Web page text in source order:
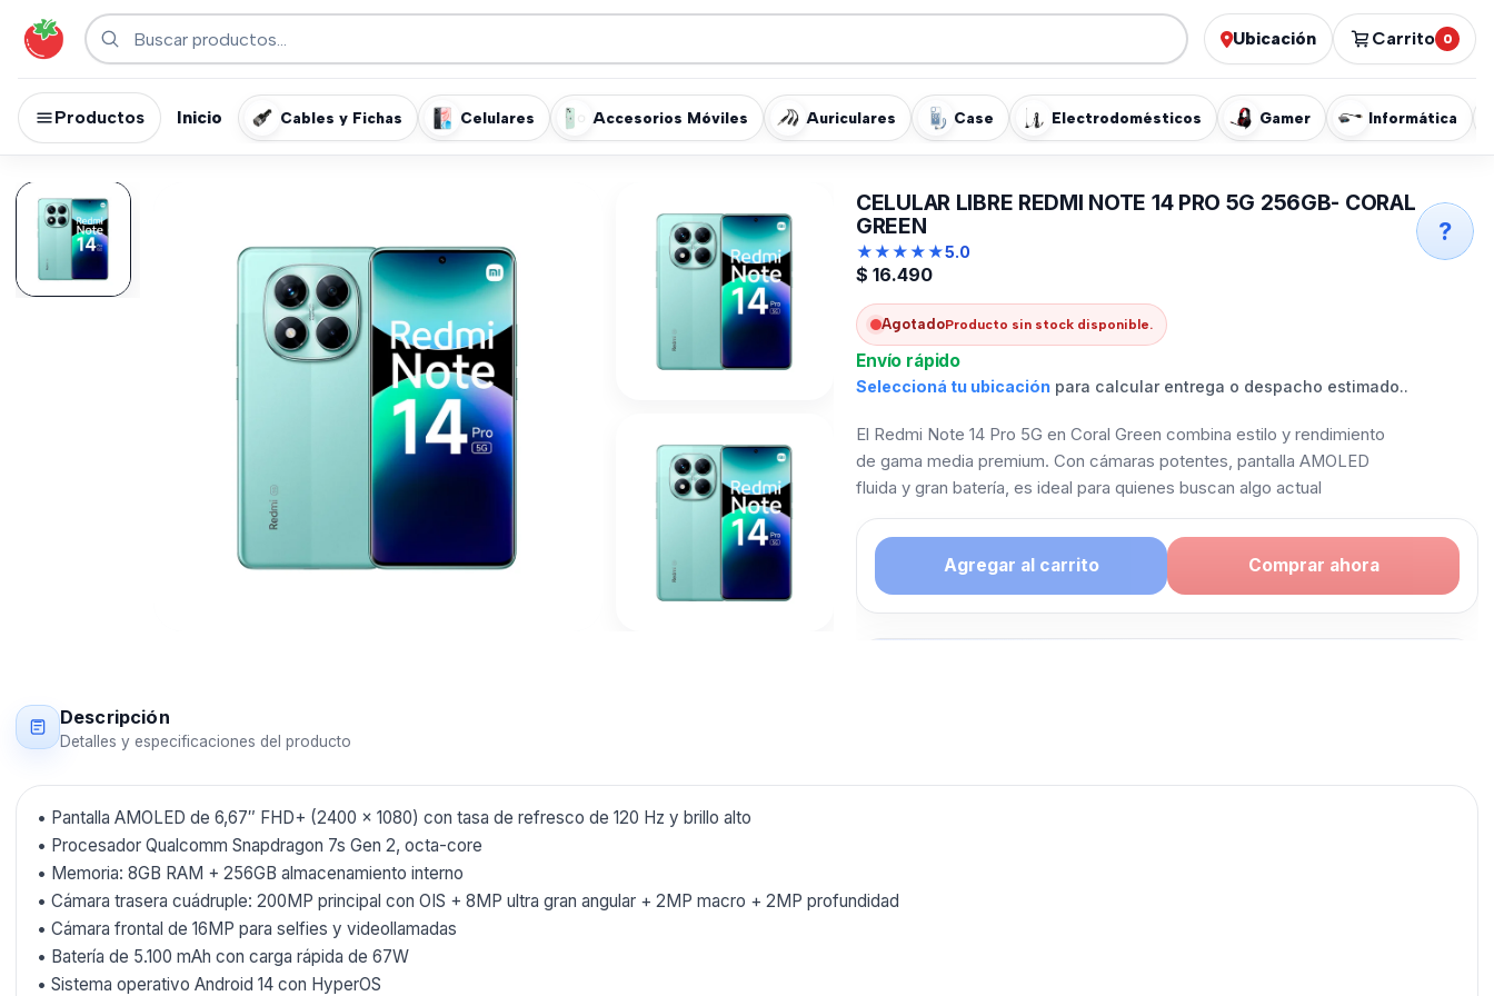
Ubicación Carrito 0
Productos Inicio Cables y Fichas Celulares Accesorios Móviles Auriculares Case Electrodomésticos Gamer Informática
CELULAR LIBRE REDMI NOTE 14 PRO 5G 256GB- CORAL
GREEN
★★★★★5.0
$ 16.490
AgotadoProducto sin stock disponible.
Envío rápido
Seleccioná tu ubicación para calcular entrega o despacho estimado..
El Redmi Note 14 Pro 5G en Coral Green combina estilo y rendimiento
de gama media premium. Con cámaras potentes, pantalla AMOLED
fluida y gran batería, es ideal para quienes buscan algo actual
Agregar al carrito Comprar ahora
explorando CELULAR LIBRE.
Descripción
Detalles y especificaciones del producto
• Pantalla AMOLED de 6,67″ FHD+ (2400 × 1080) con tasa de refresco de 120 Hz y brillo alto
• Procesador Qualcomm Snapdragon 7s Gen 2, octa-core
• Memoria: 8GB RAM + 256GB almacenamiento interno
• Cámara trasera cuádruple: 200MP principal con OIS + 8MP ultra gran angular + 2MP macro + 2MP profundidad
• Cámara frontal de 16MP para selfies y videollamadas
• Batería de 5.100 mAh con carga rápida de 67W
• Sistema operativo Android 14 con HyperOS
?